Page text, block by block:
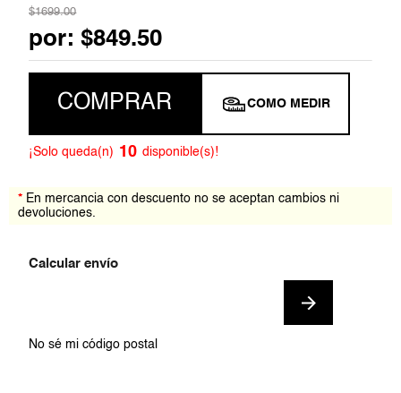
$1699.00
por:$849.50
COMPRAR COMO MEDIR
¡Solo queda(n) 10 disponible(s)!
* En mercancia con descuento no se aceptan cambios ni
devoluciones.
No sé mi código postal
7. jumpsuit
8. short
falda
10. playera